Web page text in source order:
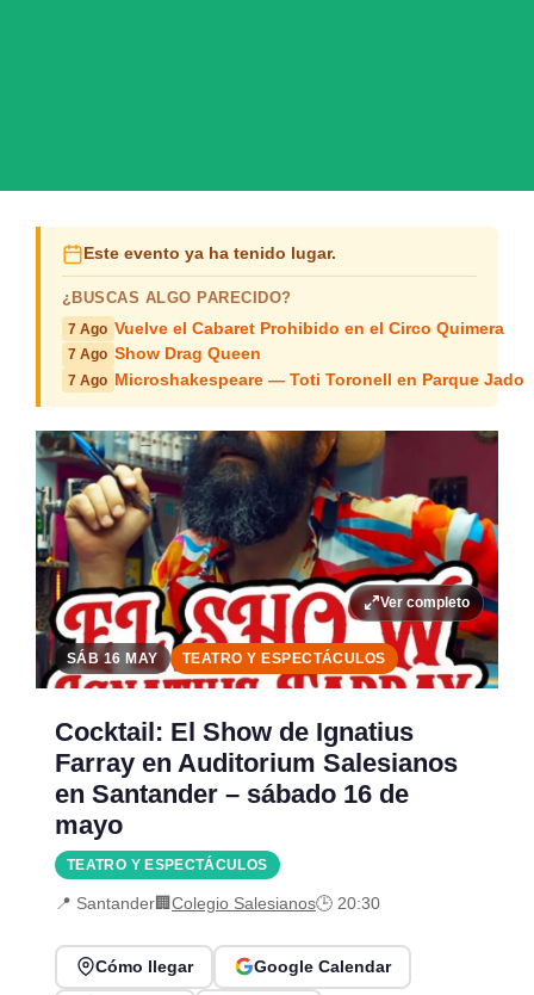
Este evento ya ha tenido lugar.
¿BUSCAS ALGO PARECIDO?
7 Ago Vuelve el Cabaret Prohibido en el Circo Quimera
7 Ago Show Drag Queen
7 Ago Microshakespeare — Toti Toronell en Parque Jado
Ver completo
SÁB 16 MAY TEATRO Y ESPECTÁCULOS
Cocktail: El Show de Ignatius
Farray en Auditorium Salesianos
en Santander – sábado 16 de
mayo
TEATRO Y ESPECTÁCULOS
📍 Santander🏢Colegio Salesianos🕒 20:30
Cómo llegar Google Calendar